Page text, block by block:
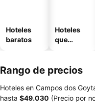
Hoteles
baratos
Hoteles
que
Rango de precios
Hoteles en Campos dos
hasta ‎$49.030 (Precio por